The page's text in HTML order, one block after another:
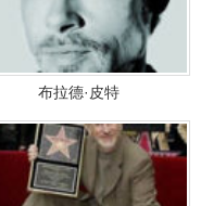
布拉德·皮特